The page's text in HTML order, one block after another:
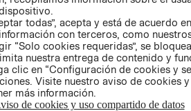
todas”, acepta y está de acuerdo
con terceros, como
“Solo cookies requeridas”, se
nuestra entrega de contenido y
clic en “Configuración de cookies y
Visite nuestro aviso de cookies
más información.
de cookies y uso compartido de datos